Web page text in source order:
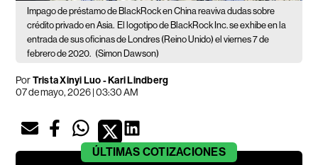
Impago de préstamo de BlackRock en China reaviva dudas sobre
crédito privado en Asia. El logotipo de BlackRock Inc. se exhibe en la
entrada de sus oficinas de Londres (Reino Unido) el viernes 7 de
febrero de 2020. (Simon Dawson)
PorTrista Xinyi Luo - Kari Lindberg
07 de mayo, 2026 | 03:30 AM
ÚLTIMAS COTIZACIONES